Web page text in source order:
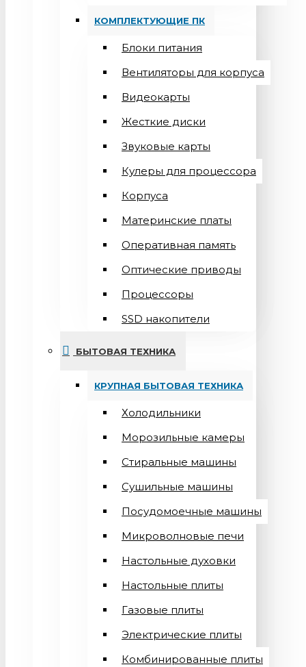
КОМПЛЕКТУЮЩИЕ ПК
Блоки питания
Вентиляторы для корпуса
Видеокарты
Жесткие диски
Звуковые карты
Кулеры для процессора
Корпуса
Материнские платы
Оперативная память
Оптические приводы
Процессоры
SSD накопители
БЫТОВАЯ ТЕХНИКА
КРУПНАЯ БЫТОВАЯ ТЕХНИКА
Холодильники
Морозильные камеры
Стиральные машины
Сушильные машины
Посудомоечные машины
Микроволновые печи
Настольные духовки
Настольные плиты
Газовые плиты
Электрические плиты
Комбинированные плиты